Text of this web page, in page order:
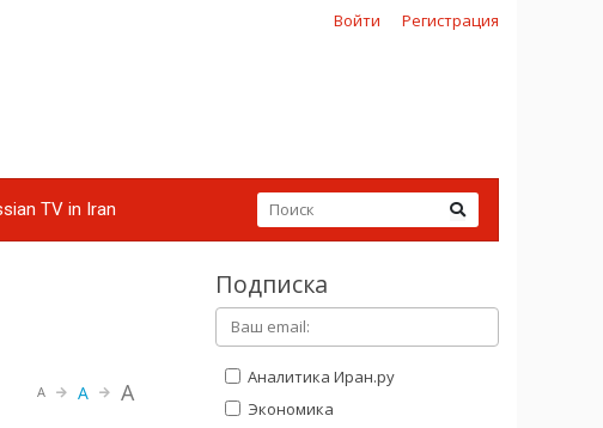
Войти Регистрация
TV in Iran
A A A
Подписка
Аналитика Иран.ру
Экономика